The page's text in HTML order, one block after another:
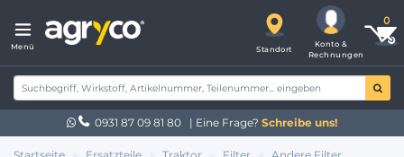
Menü Standort
Konto &
Rechnungen
0931 87 09 81 80 | Eine Frage? Schreibe uns!